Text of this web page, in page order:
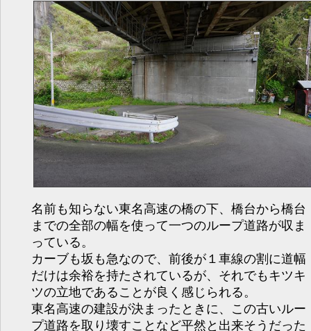
名前も知らない東名高速の橋の下、橋台から橋台
までの全部の幅を使って一つのループ道路が収ま
っている。
カーブも坂も急なので、前後が１車線の割に道幅
だけは余裕を持たされているが、それでもキツキ
ツの立地であることが良く感じられる。
東名高速の建設が決まったときに、この古いルー
プ道路を取り壊すことなど平然と出来そうだった